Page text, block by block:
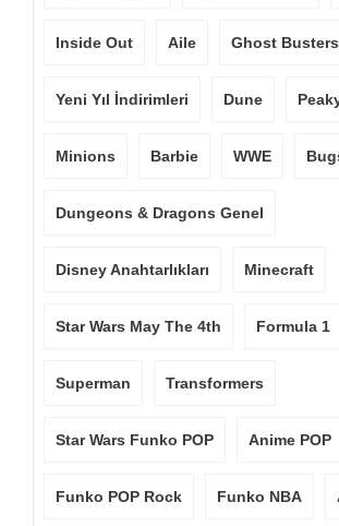
Inside Out Aile Ghost
Yeni Yıl İndirimleri Dune
Minions Barbie WWE
Dungeons & Dragons Genel
Disney Anahtarlıkları Minecraft
Star Wars May The 4th Formula 1
Superman Transformers
Star Wars Funko POP Anime POP
Funko POP Rock Funko NBA